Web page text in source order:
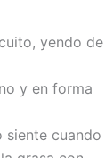
yendo de
y en forma
siente cuando